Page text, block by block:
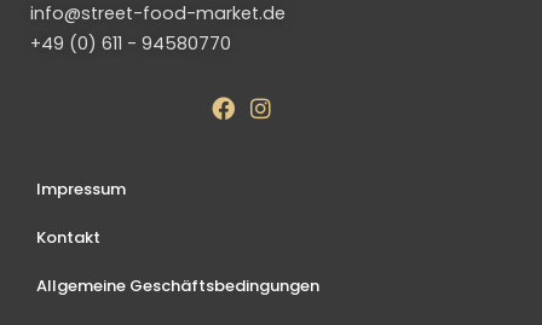
info@street-food-market.de
+49 (0) 611 - 94580770
Impressum
Kontakt
Allgemeine Geschäftsbedingungen